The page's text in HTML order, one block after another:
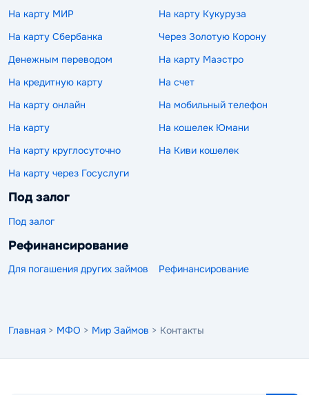
На карту МИР
На карту Кукуруза
На карту Сбербанка
Через Золотую Корону
Денежным переводом
На карту Маэстро
На кредитную карту
На счет
На карту онлайн
На мобильный телефон
На карту
На кошелек Юмани
На карту круглосуточно
На Киви кошелек
На карту через Госуслуги
Под залог
Под залог
Рефинансирование
Для погашения других займов Рефинансирование
Главная > МФО > Мир Займов > Контакты